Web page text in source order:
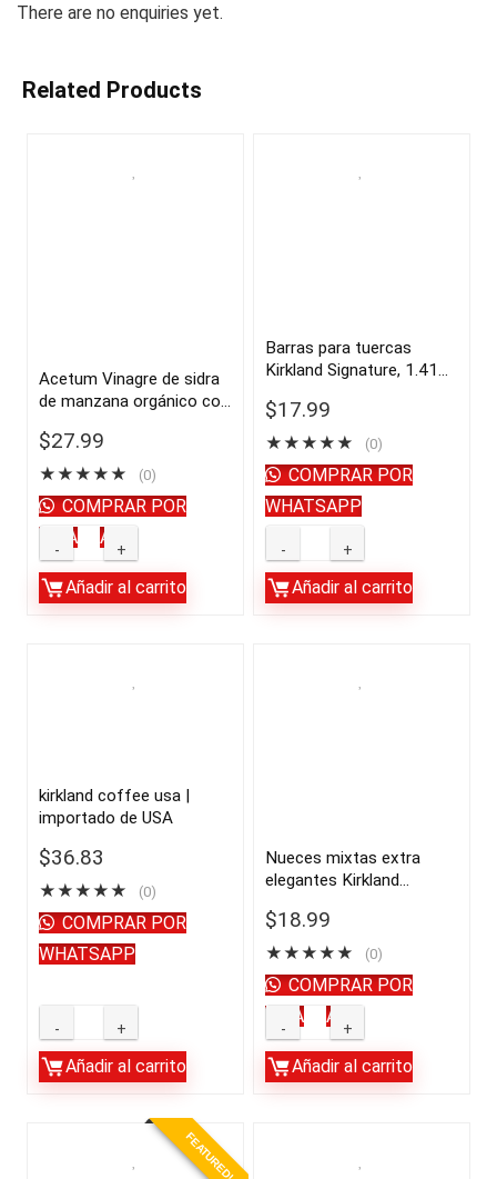
There are no enquiries yet.
Related Products
Acetum Vinagre de sidra
de manzana orgánico con
importado de USA
$27.99
★★★★★ (0)
Acetum
Vinagre
de
manzana
la
madre,
128
fl.
oz.
|
USA
quantity
Añadir al carrito
COMPRAR POR
WHATSAPP
Barras para tuercas
Kirkland Signature, 1.41
importado de USA
$17.99
★★★★★ (0)
para
tuercas
importado
de
USA
quantity
Añadir al carrito
COMPRAR POR
WHATSAPP
kirkland coffee usa |
importado de USA
$36.83
★★★★★ (0)
coffee
usa
Añadir al carrito
COMPRAR POR
WHATSAPP
Nueces mixtas extra
elegantes Kirkland
Importado de USA
$18.99
★★★★★ (0)
Nueces
mixtas
extra
Signature,
Añadir al carrito
COMPRAR POR
WHATSAPP
FEATURED!